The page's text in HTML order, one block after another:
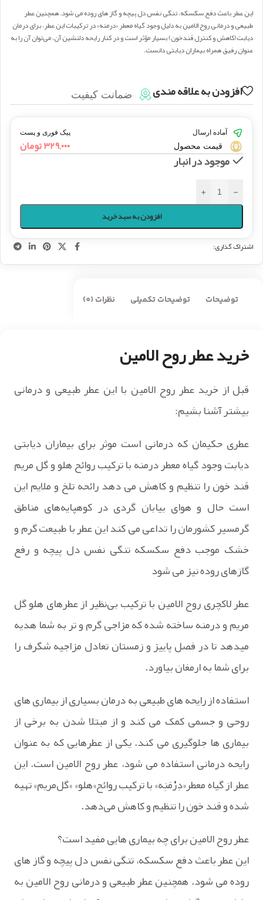
این عطر باعث دفع سکسکه، تنگی نفس دل پیچه و گاز های روده می شود. همچنین عطر
طبیعی و درمانی روح الامین به دلیل وجود گیاه معطر «درمنه» در ترکیبات این عطر، برای درمان
دیابت(کاهش و کنترل قندخون) بسیار مؤثر است و در کنار رایحه دلنشین آن، می‌توان آن را به
عنوان رفیق همراه بیماران دیابتی دانست.
افزودن به علاقه مندی ضمانت کیفیت
آماده ارسال پیک فوری و پست
قیمت محصول ۳۲۹,۰۰۰تومان
موجود در انبار
-
+
افزودن به سبد خرید
اشتراک گذاری:
توضیحات توضیحات تکمیلی نظرات (0)
خرید عطر روح الامین
قبل از خرید عطر روح الامین با این عطر طبیعی و درمانی
بیشتر آشنا بشیم:
عطری حکیمان که درمانی است موثر برای بیماران دیابتی
دیابت وجود گیاه معطر درمنه با ترکیب روائح هلو و گل مریم
قند خون را تنظیم و کاهش می دهد رائحه تلخ و ملایم این
است حال و هوای بیابان گردی در کوهپایه‌های مناطق
گرمسیر کشورمان را تداعی می کند این عطر با طبیعت گرم و
خشک موجب دفع سکسکه تنگی نفس دل پیچه و رفع
گازهای روده نیز می شود
عطر لاکچری روح الامین با ترکیب بی‌نظیر از عطرهای هلو گل
مریم و درمنه ساخته شده که مزاجی گرم و تر به شما هدیه
میدهد تا در فصل پاییز و زمستان تعادل مزاجیه شگرف را
برای شما به ارمغان بیاورد.
استفاده از رایحه های طبیعی به درمان بسیاری از بیماری های
روحی و جسمی کمک می کند و از مبتلا شدن به برخی از
بیماری ها جلوگیری می کند. یکی از عطرهایی که به عنوان
رایحه درمانی استفاده می شود، عطر روح الامین است. این
عطر از گیاه معطر«دِرْمَنِه» با ترکیب روائح«هلو» «گل‌مریم» تهیه
شده و قند خون را تنظیم و کاهش می‌دهد.
عطر روح الامین برای چه بیماری هایی مفید است؟
این عطر باعث دفع سکسکه، تنگی نفس دل پیچه و گاز های
روده می شود. همچنین عطر طبیعی و درمانی روح الامین به